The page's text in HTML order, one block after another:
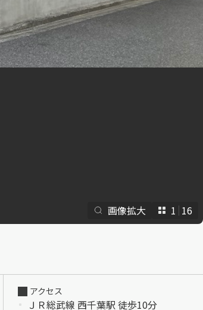
シャーメ
らくらくプ
画像拡大 1 16
アクセス
ＪＲ総武線 西千葉駅 徒歩10分